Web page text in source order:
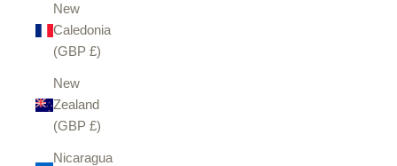
New
Caledonia
(GBP £)
New
Zealand
(GBP £)
Nicaragua